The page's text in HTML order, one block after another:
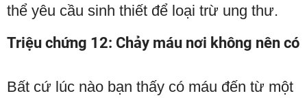
thể yêu cầu sinh thiết để loại trừ ung thư.
Triệu chứng 12: Chảy máu nơi không nên có
Bất cứ lúc nào bạn thấy có máu đến từ một